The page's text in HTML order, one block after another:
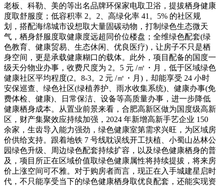
老板、科勒、美的等出名品牌环保家电取卫浴，提拔栖身健康
度取舒服度；低容积率 2。2、高绿化率 41。5% 的社区规
划，搭配海绵城市设想取大量固碳动物，打制绿色生态微天
气，栖身舒服度取健康度远超同价位楼盘；全维绿色配套(绿
色教育、健康贸易、生态休闲、优良医疗)，让房子不只是栖
身空间，更是承载健康糊口的载体。此外，项目配备的国度一
级天分物业办事，收费尺度为 2。5 元 /㎡・月，低于区域绿色
健康社区平均程度(2。8-3。2 元 /㎡・月)，却能享受 24 小时
安保巡查、绿色社区(绿植养护、雨水收集系统)、健康办事(免
费体检、健康)、日常保洁、设备等高质量办事，进一步降低
健康栖身成本。从置业前景来看，合肥高新区做为国度级高新
区，财产集聚效应持续加强，2024 年新增高新手艺企业 150
余家，生齿导入能力强劲，绿色健康室第需求兴旺，为区域房
价供给支持。跟着地铁 7 号线耽误线开工扶植、小蜀山丛林公
园绿色升级、周边绿色配套持续扩容，以及绿色健康栖身的普
及，项目所正在区域价值取绿色健康属性将持续提拔，将来房
价上涨空间可不雅。对于购房者而言，现正在入手城建星启时
代，不只能享受当下的绿色健康栖身取优良配套，还能实现资